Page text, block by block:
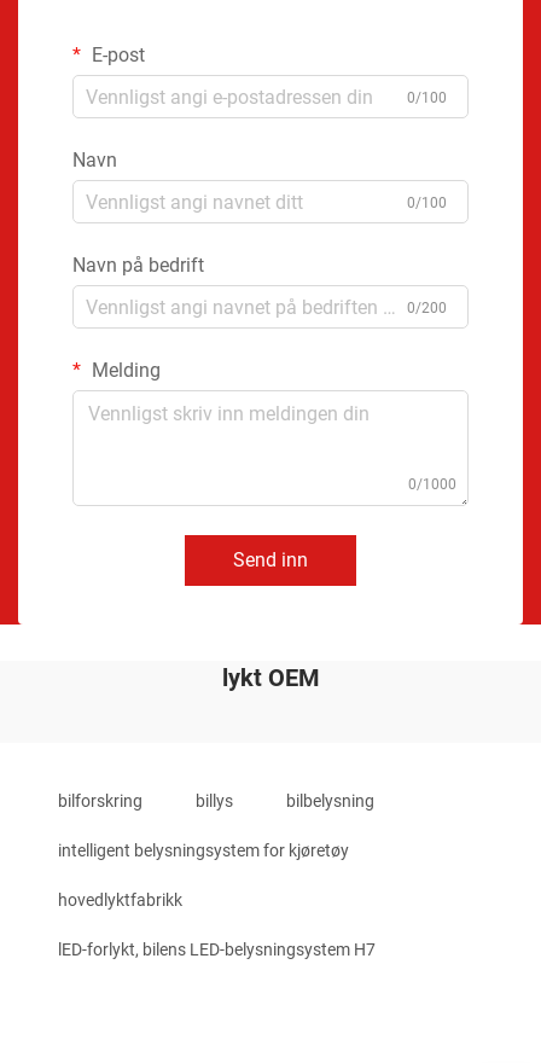
E-post
0/100
Navn
0/100
Navn på bedrift
0/200
Melding
0/1000
Send inn
lykt OEM
bilforskring billys bilbelysning
intelligent belysningsystem for kjøretøy
hovedlyktfabrikk
lED-forlykt, bilens LED-belysningsystem H7